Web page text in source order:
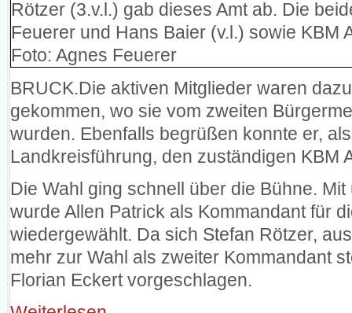
BRUCK.Die aktiven Mitglieder waren
gekommen, wo sie vom zweiten
wurden. Ebenfalls begrüßen konnte er,
Landkreisführung, den zuständigen KBM
Die Wahl ging schnell über die Bühne.
wurde Allen Patrick als Kommandant für
wiedergewählt. Da sich Stefan Rötzer,
mehr zur Wahl als zweiter Kommandant
Florian Eckert vorgeschlagen.